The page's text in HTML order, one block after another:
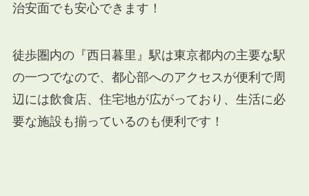
治安面でも安心できます！
徒歩圏内の『西日暮里』駅は東京都内の主要な駅
の一つでなので、都心部へのアクセスが便利で周
辺には飲食店、住宅地が広がっており、生活に必
要な施設も揃っているのも便利です！